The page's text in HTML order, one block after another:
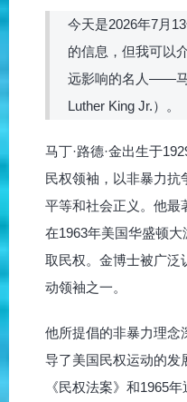
今天是2026年7月
的信息，但我可以
远影响的名人——马
Luther King Jr.）。
马丁·路德·金出生于
民权领袖，以非暴力抗
平等和社会正义。他最
在1963年美国华盛顿
取民权。金博士被广泛
动领袖之一。
他所提倡的非暴力理念
导了美国民权运动的发
《民权法案》和1965